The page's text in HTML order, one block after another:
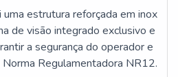
estrutura reforçada em inox
de visão integrado exclusivo e
a segurança do operador e
Regulamentadora NR12.